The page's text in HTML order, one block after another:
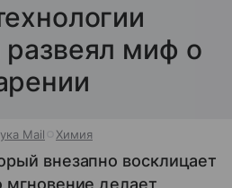
миф о
Mail Химия
внезапно восклицает
мгновение делает